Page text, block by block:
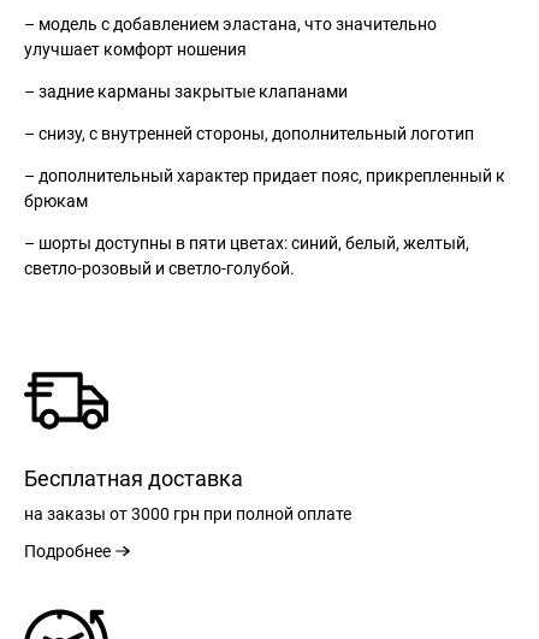
– модель с добавлением эластана, что значительно
улучшает комфорт ношения
– задние карманы закрытые клапанами
– снизу, с внутренней стороны, дополнительный логотип
– дополнительный характер придает пояс, прикрепленный к
брюкам
– шорты доступны в пяти цветах: синий, белый, желтый,
светло-розовый и светло-голубой.
Бесплатная доставка
на заказы от 3000 грн при полной оплате
Подробнее